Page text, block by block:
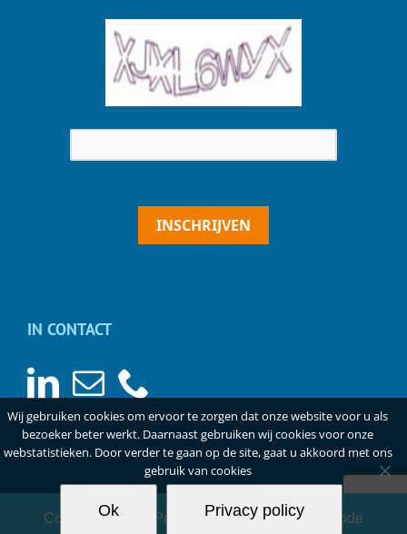
INSCHRIJVEN
IN CONTACT
Copyright2026 | Privacyverklaring|Gedragscode
Wij gebruiken cookies om ervoor te zorgen dat onze website voor u als
bezoeker beter werkt. Daarnaast gebruiken wij cookies voor onze
webstatistieken. Door verder te gaan op de site, gaat u akkoord met ons
gebruik van cookies
Ok Privacy policy